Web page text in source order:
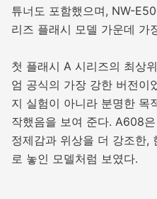
튜너도 포함했으며, NW-
리즈 플래시 모델 가운데 가
첫 플래시 A 시리즈의 최상
엄 공식의 가장 강한 버전이
지 실험이 아니라 분명한 목
작했음을 보여 준다. A608
정제감과 위상을 더 강조한,
로 놓인 모델처럼 보였다.